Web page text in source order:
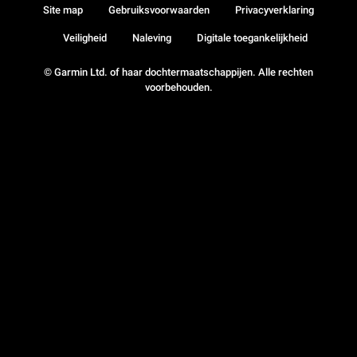
© Garmin Ltd. of haar dochtermaatschappijen. Alle rechten
voorbehouden.
Site map Gebruiksvoorwaarden Privacyverklaring
Veiligheid Naleving Digitale toegankelijkheid